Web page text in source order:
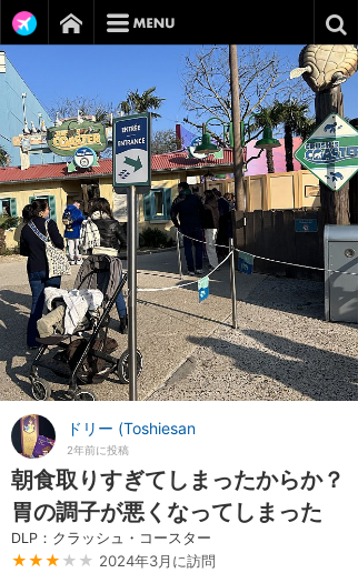
ドリー (Toshiesan
2年前に投稿
朝食取りすぎてしまったからか？
胃の調子が悪くなってしまった
DLP：クラッシュ・コースター
★★★ ★★ 2024年3月に訪問